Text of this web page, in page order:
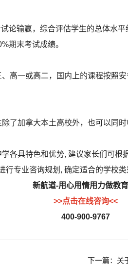
输赢，综合评估学生的总体水平
期末考试成绩。
一或高二，国内上的课程按照安
加拿大本土高校外，也可以同时
具特色和优势, 建议家长们可根
行专业咨询规划, 确定适合的学校类
新航道-用心用情用力做教
>>点击在线咨询<<
400-900-9767
下一篇： 关